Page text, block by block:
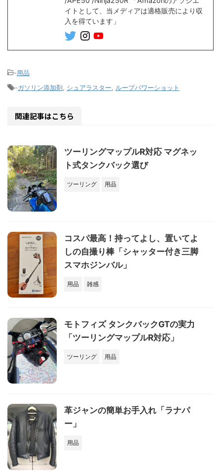
イトとして、当メディアは適格販売により収
入を得ています」
-用品
-ガソリン添加剤, シュアラスター, ループパワーショット
関連記事はこちら
ツーリングマップルR対応 マグネッ
ト式タンクバック選び
ツーリング 用品
コスパ最高！持ってよし、置いてよ
しの自撮り棒「シャッター付き三脚
スマホジンバル」
用品 雑感
モトフィズ タンクバックGTの実力
「ツーリングマップルR対応」
ツーリング 用品
革ジャンの簡単お手入れ「ラナパ
ー」
用品